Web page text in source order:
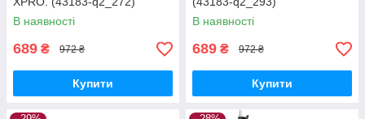
В наявності
689 ₴ 972 ₴
Купити
В наявності
689 ₴ 972 ₴
Купити